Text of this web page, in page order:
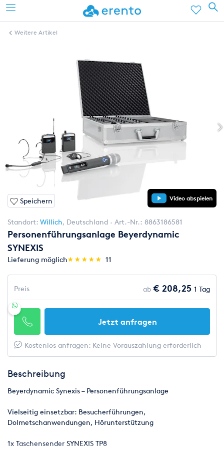
Weitere Artikel
Speichern Video abspielen
Standort: Willich, Deutschland Art.-Nr.: 8863186581
Personenführungsanlage Beyerdynamic
SYNEXIS
Lieferung möglich(*)
★
★
(*)★
★
(*) ★
★
(*) ★
★
(*) ★
★ 11
Preis ab € 208,25 1 Tag
Jetzt anfragen
Kostenlos anfragen: Keine Vorauszahlung erforderlich
Beschreibung
Beyerdynamic Synexis – Personenführungsanlage
Vielseitig einsetzbar: Besucherführungen,
Dolmetschanwendungen, Hörunterstützung
1x Taschensender SYNEXIS TP8